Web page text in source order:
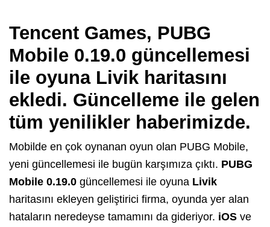
Tencent Games, PUBG
Mobile 0.19.0 güncellemesi
ile oyuna Livik haritasını
ekledi. Güncelleme ile gelen
tüm yenilikler haberimizde.
Mobilde en çok oynanan oyun olan PUBG Mobile,
yeni güncellemesi ile bugün karşımıza çıktı. PUBG
Mobile 0.19.0 güncellemesi ile oyuna Livik
haritasını ekleyen geliştirici firma, oyunda yer alan
hataların neredeyse tamamını da gideriyor. iOS ve